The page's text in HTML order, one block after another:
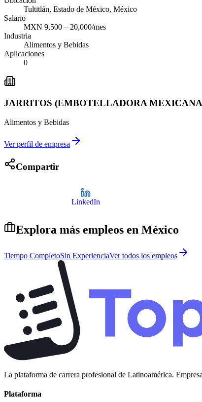
Tultitlán, Estado de México, México
Salario
MXN 9,500 – 20,000/mes
Industria
Alimentos y Bebidas
Aplicaciones
0
JARRITOS (EMBOTELLADORA
Alimentos y Bebidas
Ver perfil de empresa
Compartir
LinkedIn
Explora más empleos en México
Tiempo CompletoSin ExperienciaVer todos los empleos
La plataforma de carrera profesional de Latinoamérica.
Plataforma